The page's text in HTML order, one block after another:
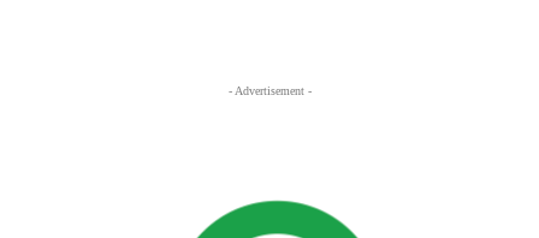
- Advertisement -